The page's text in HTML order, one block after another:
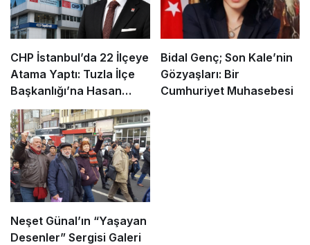
CHP İstanbul’da 22 İlçeye
Atama Yaptı: Tuzla İlçe
Başkanlığı’na Hasan
Uzunyayla Getirildi
Bidal Genç; Son Kale’nin
Gözyaşları: Bir
Cumhuriyet Muhasebesi
Neşet Günal’ın “Yaşayan
Desenler” Sergisi Galeri